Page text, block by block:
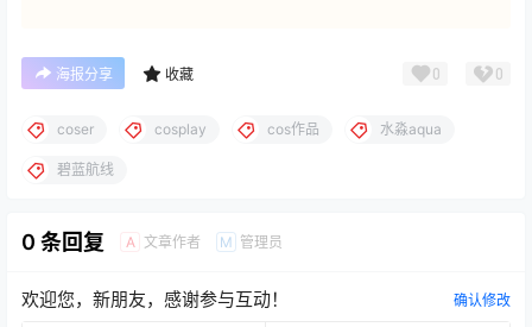
海报分享 收藏 0 0
coser cosplay cos作品 水淼aqua
碧蓝航线
0 条回复 A 文章作者 M 管理员
欢迎您，新朋友，感谢参与互动！ 确认修改